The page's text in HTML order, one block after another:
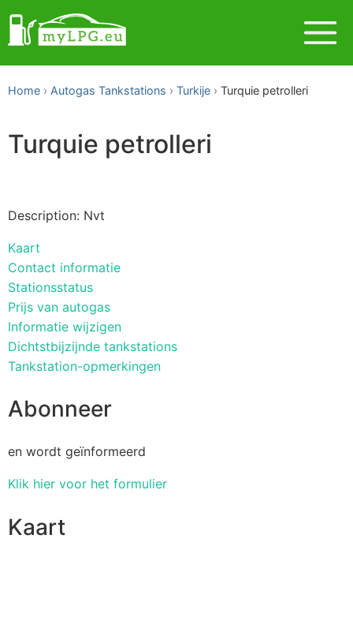
Home Autogas Tankstations Turkije Turquie petrolleri
Turquie petrolleri
Description: Nvt
Kaart
Contact informatie
Stationsstatus
Prijs van autogas
Informatie wijzigen
Dichtstbijzijnde tankstations
Tankstation-opmerkingen
Abonneer
en wordt geïnformeerd
Klik hier voor het formulier
Kaart